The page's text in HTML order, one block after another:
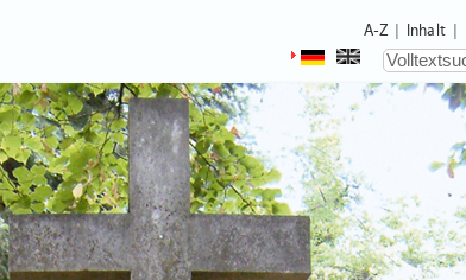
A-Z Inhalt